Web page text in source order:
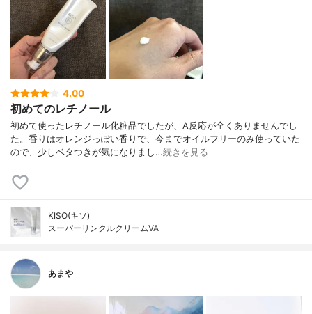
4.00
初めてのレチノール
初めて使ったレチノール化粧品でしたが、A反応が全くありませんでし
た。香りはオレンジっぽい香りで、今までオイルフリーのみ使っていた
ので、少しベタつきが気になりまし…続きを見る
KISO(キソ)
スーパーリンクルクリームVA
あまや